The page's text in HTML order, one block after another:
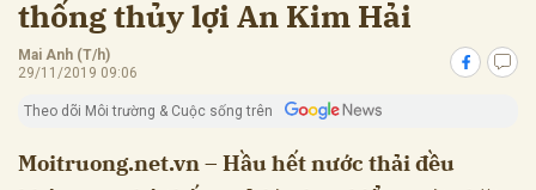
thống thủy lợi An Kim Hải
Mai Anh (T/h)
29/11/2019 09:06
Theo dõi Môi trường & Cuộc sống trên
Moitruong.net.vn – Hầu hết nước thải đều
Hủy